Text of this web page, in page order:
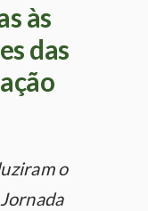
às
das
o